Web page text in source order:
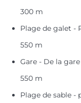
300 m
Plage de galet -
550 m
Gare - De la
550 m
Plage de sable -